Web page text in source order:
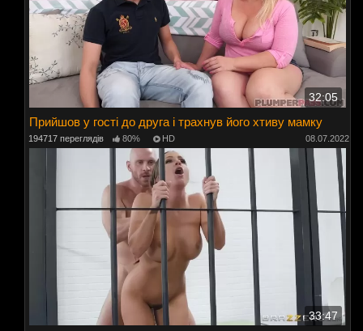
32:05
Прийшов у гості до друга і трахнув його хтиву мамку
194717 переглядів 80% HD 08.07.2022
33:47